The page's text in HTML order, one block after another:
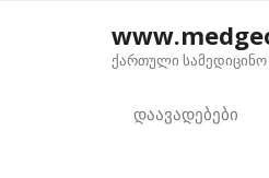
ქართული
დაავადებები